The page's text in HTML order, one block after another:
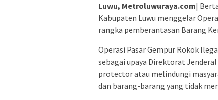
Luwu, Metroluwuraya.com|
Kabupaten Luwu menggelar
rangka pemberantasan Barang
Operasi Pasar Gempur Rokok
sebagai upaya Direktorat
protector atau melindungi
dan barang-barang yang tidak